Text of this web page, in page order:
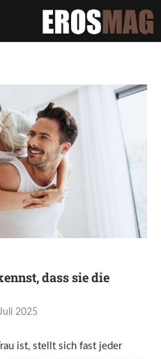
dass sie die
2025
ist, stellt sich fast jeder